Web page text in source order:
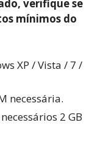
verifique se
mínimos do
XP / Vista / 7 /
necessária.
2 GB